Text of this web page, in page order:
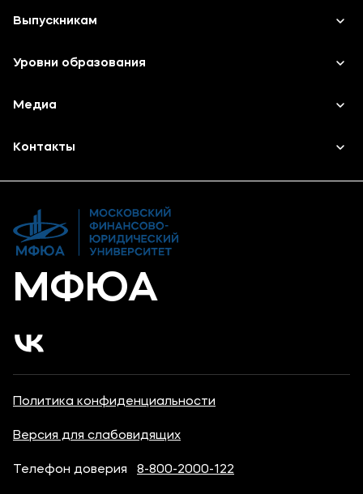
Выпускникам
Карьера
Уровни образования
Среднее профессиональное образование
Медиа
Объявления
Контакты
Банковские реквизиты
Карьера
МФЮА
Политика конфиденциальности
Версия для слабовидящих
Телефон доверия 8-800-2000-122